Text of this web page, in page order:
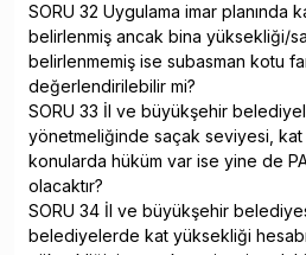
SORU 32 Uygulama imar planında
belirlenmiş ancak bina yüksekliği/
belirlenmemiş ise subasman kotu
değerlendirilebilir mi?
SORU 33 İl ve büyükşehir
yönetmeliğinde saçak seviyesi,
konularda hüküm var ise yine de
olacaktır?
SORU 34 İl ve büyükşehir
belediyelerde kat yüksekliği